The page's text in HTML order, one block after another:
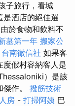
子旅行，看城
是酒店的絕佳選
於食物和飲料不
墓第一年 搬家公
台南徵信社 如果客
度假村容納客人是
）是該
作。 撥筋技術
房 - 打掃阿姨 巴